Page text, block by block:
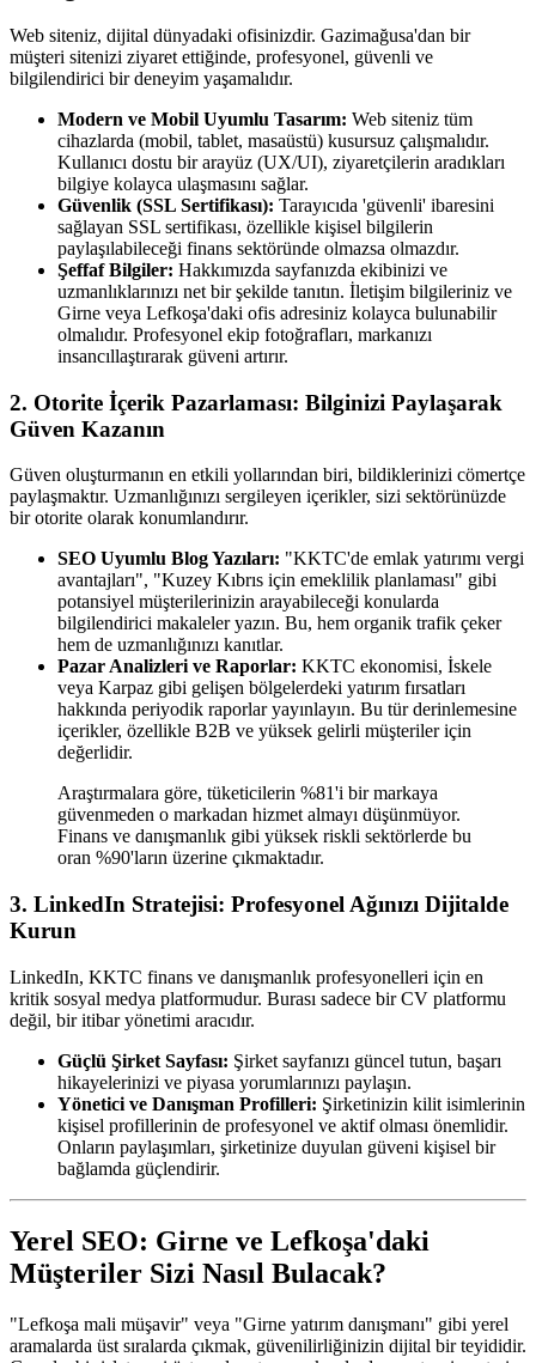
Web siteniz, dijital dünyadaki ofisinizdir. Gazimağusa'dan bir
müşteri sitenizi ziyaret ettiğinde, profesyonel, güvenli ve
bilgilendirici bir deneyim yaşamalıdır.
Modern ve Mobil Uyumlu Tasarım: Web siteniz tüm
cihazlarda (mobil, tablet, masaüstü) kusursuz çalışmalıdır.
Kullanıcı dostu bir arayüz (UX/UI), ziyaretçilerin aradıkları
bilgiye kolayca ulaşmasını sağlar.
Güvenlik (SSL Sertifikası): Tarayıcıda 'güvenli' ibaresini
sağlayan SSL sertifikası, özellikle kişisel bilgilerin
paylaşılabileceği finans sektöründe olmazsa olmazdır.
Şeffaf Bilgiler: Hakkımızda sayfanızda ekibinizi ve
uzmanlıklarınızı net bir şekilde tanıtın. İletişim bilgileriniz ve
Girne veya Lefkoşa'daki ofis adresiniz kolayca bulunabilir
olmalıdır. Profesyonel ekip fotoğrafları, markanızı
insancıllaştırarak güveni artırır.
2. Otorite İçerik Pazarlaması: Bilginizi Paylaşarak
Güven Kazanın
Güven oluşturmanın en etkili yollarından biri, bildiklerinizi cömertçe
paylaşmaktır. Uzmanlığınızı sergileyen içerikler, sizi sektörünüzde
bir otorite olarak konumlandırır.
SEO Uyumlu Blog Yazıları: "KKTC'de emlak yatırımı vergi
avantajları", "Kuzey Kıbrıs için emeklilik planlaması" gibi
potansiyel müşterilerinizin arayabileceği konularda
bilgilendirici makaleler yazın. Bu, hem organik trafik çeker
hem de uzmanlığınızı kanıtlar.
Pazar Analizleri ve Raporlar: KKTC ekonomisi, İskele
veya Karpaz gibi gelişen bölgelerdeki yatırım fırsatları
hakkında periyodik raporlar yayınlayın. Bu tür derinlemesine
içerikler, özellikle B2B ve yüksek gelirli müşteriler için
değerlidir.
Araştırmalara göre, tüketicilerin %81'i bir markaya
güvenmeden o markadan hizmet almayı düşünmüyor.
Finans ve danışmanlık gibi yüksek riskli sektörlerde bu
oran %90'ların üzerine çıkmaktadır.
3. LinkedIn Stratejisi: Profesyonel Ağınızı Dijitalde
Kurun
LinkedIn, KKTC finans ve danışmanlık profesyonelleri için en
kritik sosyal medya platformudur. Burası sadece bir CV platformu
değil, bir itibar yönetimi aracıdır.
Güçlü Şirket Sayfası: Şirket sayfanızı güncel tutun, başarı
hikayelerinizi ve piyasa yorumlarınızı paylaşın.
Yönetici ve Danışman Profilleri: Şirketinizin kilit isimlerinin
kişisel profillerinin de profesyonel ve aktif olması önemlidir.
Onların paylaşımları, şirketinize duyulan güveni kişisel bir
bağlamda güçlendirir.
Yerel SEO: Girne ve Lefkoşa'daki
Müşteriler Sizi Nasıl Bulacak?
"Lefkoşa mali müşavir" veya "Girne yatırım danışmanı" gibi yerel
aramalarda üst sıralarda çıkmak, güvenilirliğinizin dijital bir teyididir.